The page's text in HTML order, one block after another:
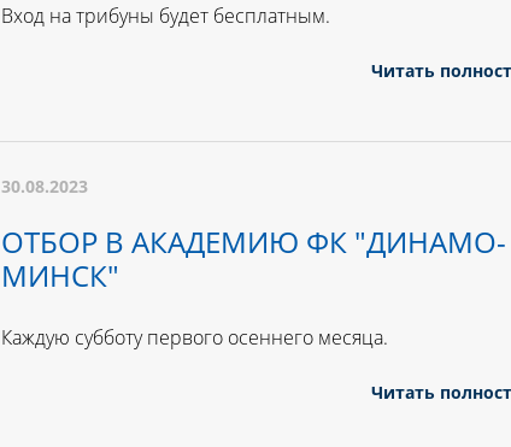
Вход на трибуны будет бесплатным.
Читать
30.08.2023
ОТБОР В АКАДЕМИЮ ФК "ДИНАМО-
МИНСК"
Каждую субботу первого осеннего месяца.
Читать